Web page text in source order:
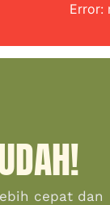
Error:
cepat dan